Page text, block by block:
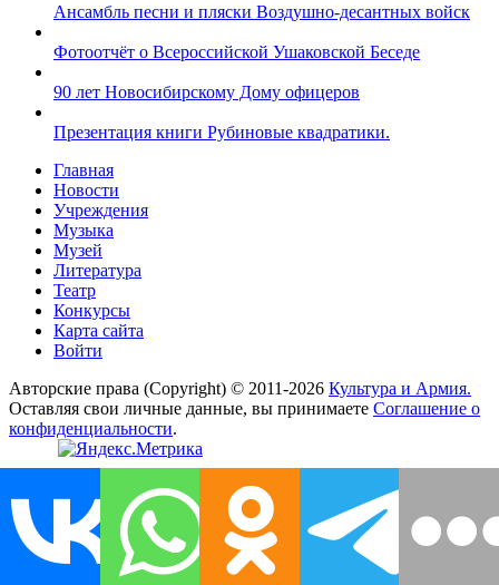
Ансамбль песни и пляски Воздушно-десантных войск
Фотоотчёт о Всероссийской Ушаковской Беседе
90 лет Новосибирскому Дому офицеров
Презентация книги Рубиновые квадратики.
Главная
Новости
Учреждения
Музыка
Музей
Литература
Театр
Конкурсы
Карта сайта
Войти
Авторские права (Copyright) © 2011-2026 Культура и Армия.
Оставляя свои личные данные, вы принимаете Соглашение о
конфиденциальности.